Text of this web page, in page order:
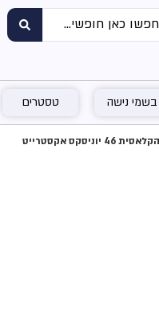
בשמי נישה טסטרים
טסטר אינסנס הקולקצייה הקלאסית 46 יוניסקס אקסטרייט